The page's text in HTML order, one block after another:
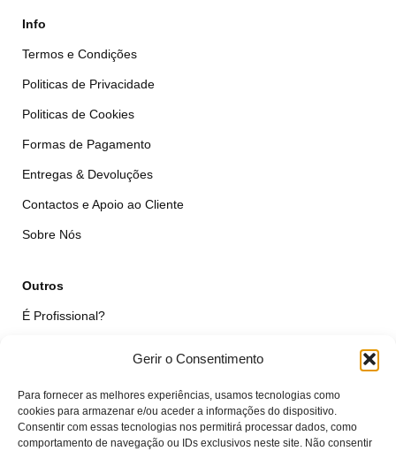
Gerir o Consentimento
Para fornecer as melhores experiências, usamos tecnologias como
cookies para armazenar e/ou aceder a informações do dispositivo.
Consentir com essas tecnologias nos permitirá processar dados, como
comportamento de navegação ou IDs exclusivos neste site. Não consentir
Info
Termos e Condições
Politicas de Privacidade
Politicas de Cookies
Formas de Pagamento
Entregas & Devoluções
Contactos e Apoio ao Cliente
Sobre Nós
Outros
É Profissional?
Qualidade das Peças